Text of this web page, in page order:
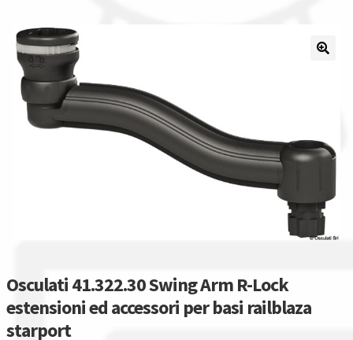
La nostra azienda
Condizioni generali
Acquisti in rete pubblica amministrazione
Assicurazione integrativa Garanzia3
Garanzia del produttore
Osculati 41.322.30 Swing Arm R-Lock
estensioni ed accessori per basi railblaza
starport